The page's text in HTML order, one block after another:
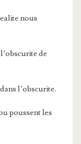
nous
de
l’obscurite.
poussent les